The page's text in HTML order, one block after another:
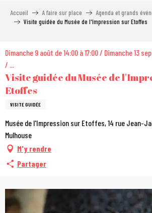
Accueil A faire sur place Agenda et grands
Visite guidée du Musée de l'Impression sur Etoffes
Dimanche 9 août de 14:00 à 17:00 / Dimanche 13
/ ...
Visite guidée du Musée de
Etoffes
VISITE GUIDÉE
Musée de l'Impression sur Etoffes, 14 rue Jean-
Mulhouse
M'y rendre
Partager